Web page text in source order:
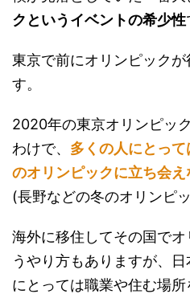
クというイベントの希少性
東京で前にオリンピック
す。
2020年の東京オリンピッ
わけで、 多くの人にとっ
のオリンピックに立ち会え
(長野などの冬のオリンピ
海外に移住してその国で
うやり方もありますが、
にとっては職業や住む場